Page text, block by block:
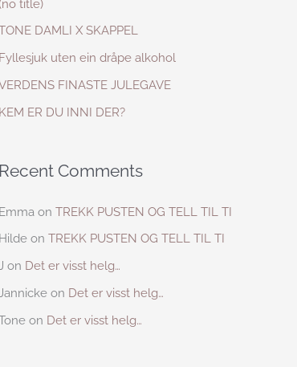
title)
DAMLI X SKAPPEL
Fyllesjuk uten ein dråpe alkohol
FINASTE JULEGAVE
KEM ER DU INNI DER?
Recent Comments
Emma on TREKK PUSTEN OG TELL TIL TI
Hilde on TREKK PUSTEN OG TELL TIL TI
on Det er visst helg…
on Det er visst helg…
on Det er visst helg…